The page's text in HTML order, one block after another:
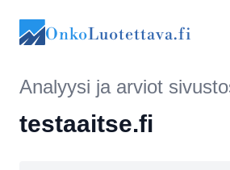
OnkoLuotettava.fi
Analyysi ja arviot
testaaitse.fi